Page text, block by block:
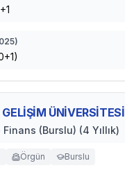
)
ÜNİVERSİTESİ
(Burslu) (4 Yıllık)
Örgün Burslu